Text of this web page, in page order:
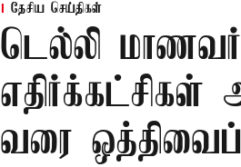
தேசிய செய்திகள்
டெல்லி
வரை